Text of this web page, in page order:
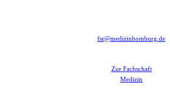
fsr@medizinhomburg.de
Zur Fachschaft
Medizin